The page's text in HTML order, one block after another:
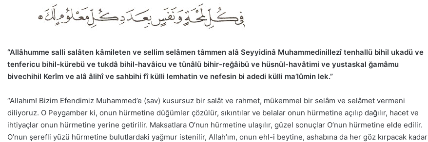
“Allâhumme salli salâten kâmileten ve sellim selâmen tâmmen alâ Seyyidinâ Muhammedinillezî tenhallü bihil ukadü ve
tenfericu bihil-kürebü ve tukdâ bihil-havâicu ve tünâlü bihir-reğâibü ve hüsnül-havâtimi ve yustaskal ğamâmu
bivechihil Kerîm ve alâ âlihî ve sahbihi fî külli lemhatin ve nefesin bi adedi külli ma’lûmin lek.”
“Allahım! Bizim Efendimiz Muhammed’e (sav) kusursuz bir salât ve rahmet, mükemmel bir selâm ve selâmet vermeni
diliyoruz. O Peygamber ki, onun hürmetine düğümler çözülür, sıkıntılar ve belalar onun hürmetine açılıp dağılır, hacet ve
ihtiyaçlar onun hürmetine yerine getirilir. Maksatlara O’nun hürmetine ulaşılır, güzel sonuçlar O’nun hürmetine elde edilir.
O’nun şerefli yüzü hürmetine bulutlardaki yağmur istenilir, Allah’ım, onun ehl-i beytine, ashabına da her göz kırpacak kadar